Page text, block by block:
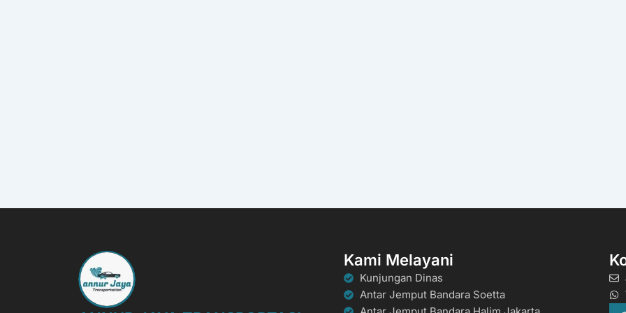
Kami Melayani
Kunjungan Dinas
Antar Jemput Bandara Soetta